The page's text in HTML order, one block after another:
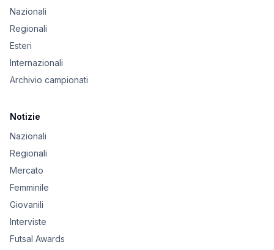
Nazionali
Regionali
Esteri
Internazionali
Archivio campionati
Notizie
Nazionali
Regionali
Mercato
Femminile
Giovanili
Interviste
Futsal Awards